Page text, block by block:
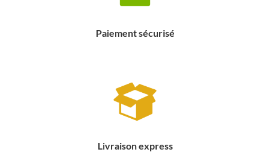
Paiement sécurisé
Livraison express